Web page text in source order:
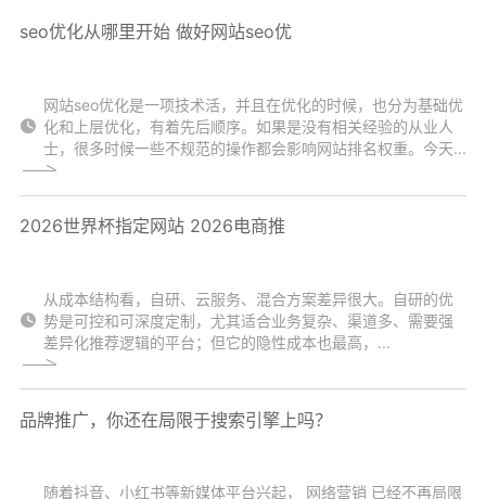
seo优化从哪里开始 做好网站seo优
网站seo优化是一项技术活，并且在优化的时候，也分为基础优
化和上层优化，有着先后顺序。如果是没有相关经验的从业人
士，很多时候一些不规范的操作都会影响网站排名权重。今天...
2026世界杯指定网站 2026电商推
从成本结构看，自研、云服务、混合方案差异很大。自研的优
势是可控和可深度定制，尤其适合业务复杂、渠道多、需要强
差异化推荐逻辑的平台；但它的隐性成本也最高，...
品牌推广，你还在局限于搜索引擎上吗？
随着抖音、小红书等新媒体平台兴起， 网络营销 已经不再局限